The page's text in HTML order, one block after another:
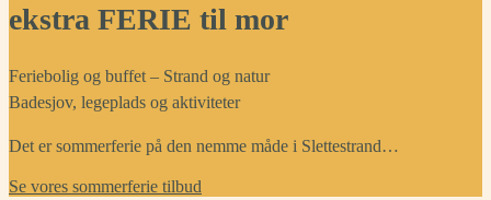
ekstra FERIE til mor
Feriebolig og buffet – Strand og natur
Badesjov, legeplads og aktiviteter
Det er sommerferie på den nemme måde i Slettestrand…
Se vores sommerferie tilbud